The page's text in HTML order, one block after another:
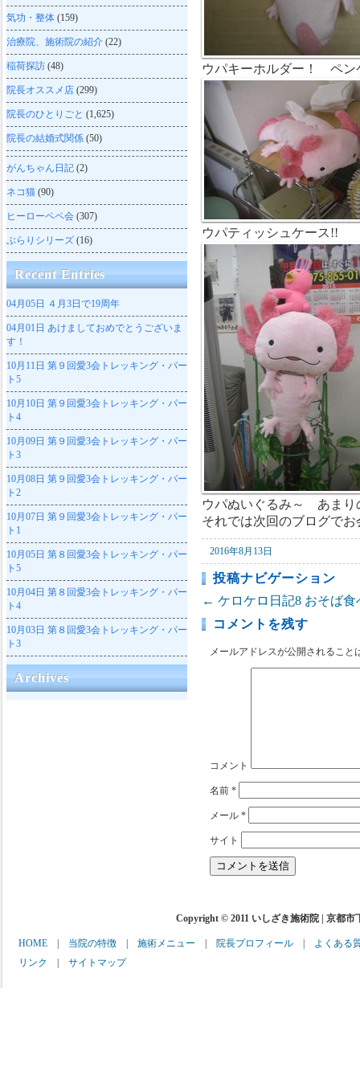
ウパキーホルダー！ ペン
ウパティッシュケース!!
ウパぬいぐるみ～ あまり
それでは次回のブログで
2016年8月13日
投稿ナビゲーション
← ケロケロ日記8 おそば
コメントを残す
メールアドレスが公開されること
コメント
名前 *
メール *
サイト
気功・整体 (159)
治療院、施術院の紹介 (22)
稲荷探訪 (48)
院長オススメ店 (299)
院長のひとりごと (1,625)
院長の結婚式関係 (50)
がんちゃん日記 (2)
ネコ猫 (90)
ヒーローペペ会 (307)
ぶらりシリーズ (16)
Recent Entries
04月05日 ４月3日で19周年
04月01日 あけましておめでとうございま
す！
10月11日 第９回愛3会トレッキング・パー
ト5
10月10日 第９回愛3会トレッキング・パー
ト4
10月09日 第９回愛3会トレッキング・パー
ト3
10月08日 第９回愛3会トレッキング・パー
ト2
10月07日 第９回愛3会トレッキング・パー
ト1
10月05日 第８回愛3会トレッキング・パー
ト5
10月04日 第８回愛3会トレッキング・パー
ト4
10月03日 第８回愛3会トレッキング・パー
ト3
Archives
Copyright © 2011 いしざき施術院 | 京都
HOME 当院の特徴 施術メニュー 院長プロフィール
よくある
リンク
サイトマップ